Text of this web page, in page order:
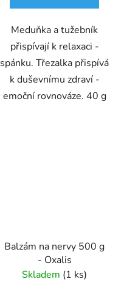
Meduňka a tužebník
přispívají k relaxaci -
spánku. Třezalka přispívá
k duševnímu zdraví -
emoční rovnováze. 40 g
Balzám na nervy 500 g
- Oxalis
Skladem (1 ks)